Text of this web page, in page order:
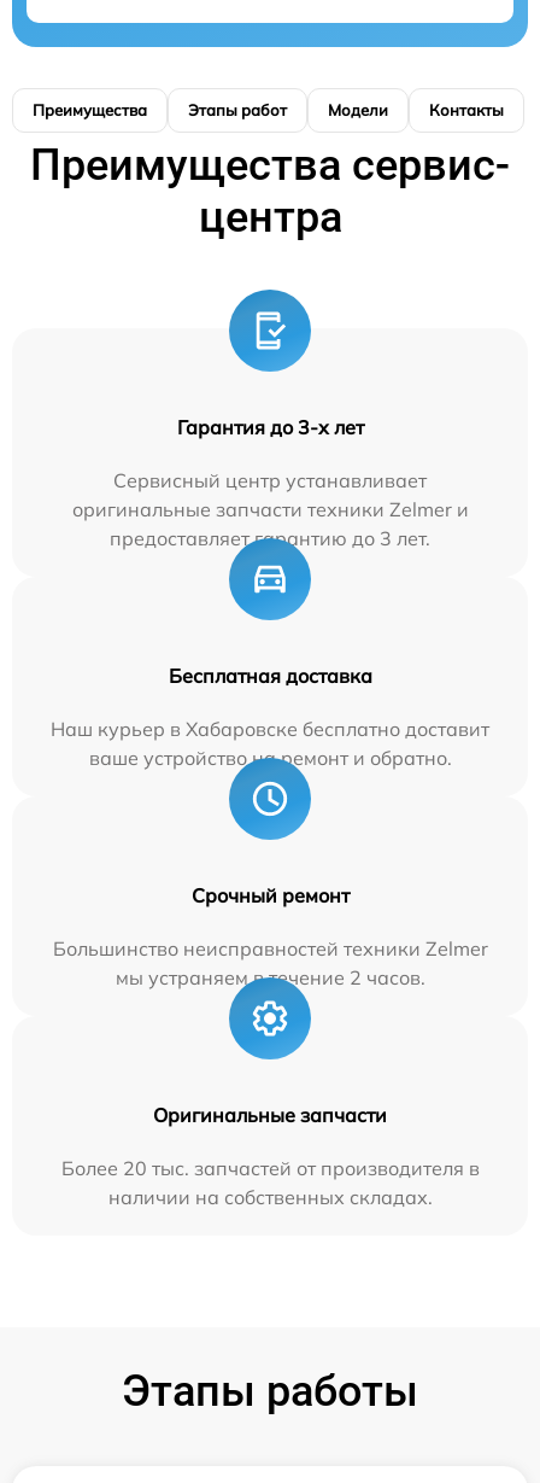
Преимущества Этапы работ Модели Контакты
Преимущества сервис-
центра
Гарантия до 3-х лет
Сервисный центр устанавливает
оригинальные запчасти техники Zelmer и
предоставляет гарантию до 3 лет.
Бесплатная доставка
Наш курьер в Хабаровске бесплатно доставит
ваше устройство на ремонт и обратно.
Срочный ремонт
Большинство неисправностей техники Zelmer
мы устраняем в течение 2 часов.
Оригинальные запчасти
Более 20 тыс. запчастей от производителя в
наличии на собственных складах.
Этапы работы